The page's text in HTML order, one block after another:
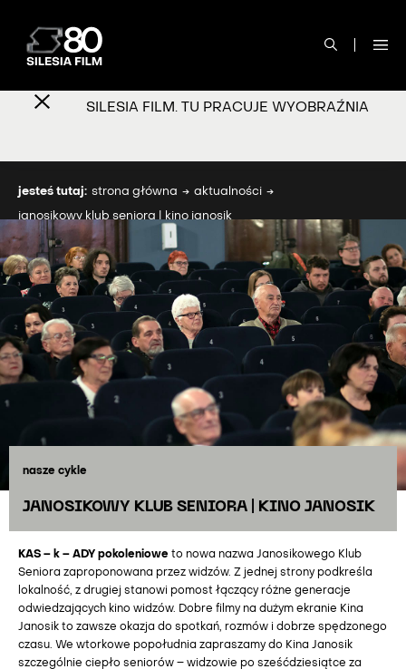
SILESIA FILM. TU PRACUJE WYOBRAŹNIA
jesteś tutaj: strona główna aktualności
janosikowy klub seniora | kino janosik
nasze cykle
JANOSIKOWY KLUB SENIORA | KINO JANOSIK
KAS – k – ADY pokoleniowe to nowa nazwa Janosikowego Klub
Seniora zaproponowana przez widzów. Z jednej strony podkreśla
lokalność, z drugiej stanowi pomost łączący różne generacje
odwiedzających kino widzów. Dobre filmy na dużym ekranie Kina
Janosik to zawsze okazja do spotkań, rozmów i dobrze spędzonego
czasu. We wtorkowe popołudnia zapraszamy do Kina Janosik
szczególnie ciepło seniorów – widzowie po sześćdziesiątce za